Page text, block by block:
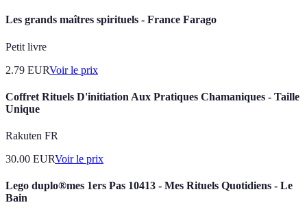
Les grands maîtres spirituels - France Farago
Petit livre
2.79 EURVoir le prix
Coffret Rituels D'initiation Aux Pratiques Chamaniques - Taille
Unique
Rakuten FR
30.00 EURVoir le prix
Lego duplo®mes 1ers Pas 10413 - Mes Rituels Quotidiens - Le
Bain